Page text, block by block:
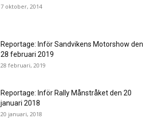
7 oktober, 2014
Reportage: Inför Sandvikens Motorshow den
28 februari 2019
28 februari, 2019
Reportage: Inför Rally Månstråket den 20
januari 2018
20 januari, 2018